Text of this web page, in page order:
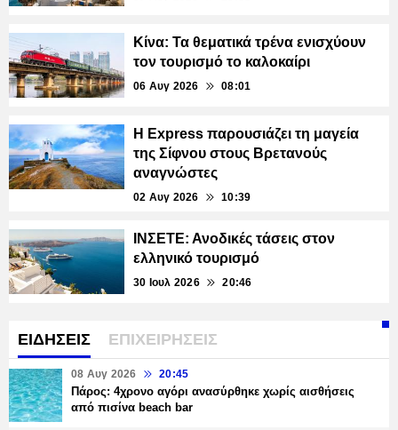
Κίνα: Τα θεματικά τρένα ενισχύουν
τον τουρισμό το καλοκαίρι
06 Αυγ 2026 08:01
Η Express παρουσιάζει τη μαγεία
της Σίφνου στους Βρετανούς
αναγνώστες
02 Αυγ 2026 10:39
ΙΝΣΕΤΕ: Ανοδικές τάσεις στον
ελληνικό τουρισμό
30 Ιουλ 2026 20:46
ΕΙΔΗΣΕΙΣ ΕΠΙΧΕΙΡΗΣΕΙΣ
08 Αυγ 2026 20:45
Πάρος: 4χρονο αγόρι ανασύρθηκε χωρίς αισθήσεις
από πισίνα beach bar